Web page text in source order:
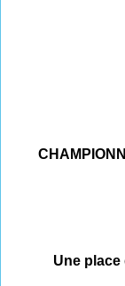
Une place